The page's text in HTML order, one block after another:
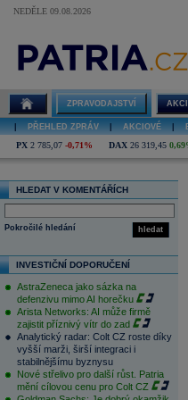
NEDĚLE 09.08.2026
ZPRAVODAJSTVÍ
PŘEHLED ZPRÁV AKCIOVÉ
PX 2 785,07 -0,71% DAX 26 319,45
HLEDAT V KOMENTÁŘÍCH
hledat
Pokročilé hledání
INVESTIČNÍ DOPORUČENÍ
AstraZeneca jako sázka na
defenzivu mimo AI horečku
Arista Networks: AI může firmě
zajistit příznivý vítr do zad
Analytický radar: Colt CZ roste díky
vyšší marži, širší integraci i
stabilnějšímu byznysu
Nové střelivo pro další růst. Patria
mění cílovou cenu pro Colt CZ